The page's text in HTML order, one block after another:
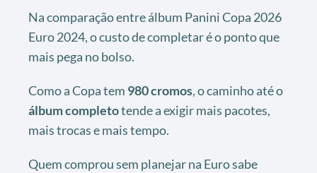
Na comparação entre álbum Panini Copa 2026
Euro 2024, o custo de completar é o ponto que
mais pega no bolso.
Como a Copa tem 980 cromos, o caminho até o
álbum completotende a exigir mais pacotes,
mais trocas e mais tempo.
Quem comprou sem planejar na Euro sabe